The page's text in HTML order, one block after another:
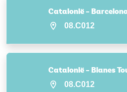
Catalonië –
08.C012
Catalonië – Blanes
08.C012